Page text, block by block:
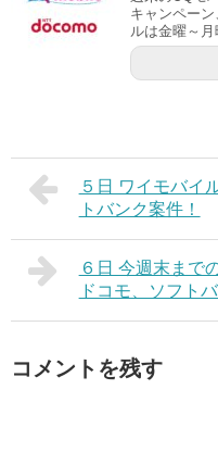
キャンペー
ルは金曜～
５日 ワイモバイ
トバンク案件！
６日 今週末まで
ドコモ、ソフト
コメントを残す